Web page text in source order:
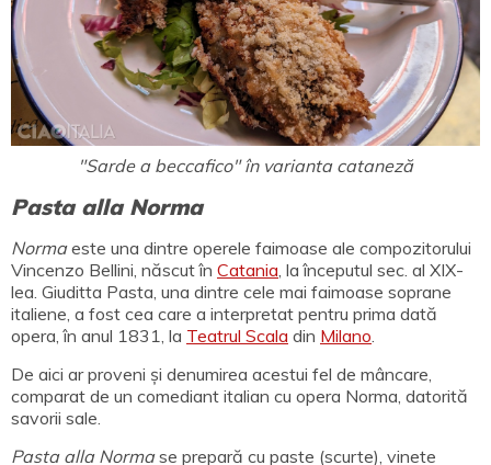
"Sarde a beccafico" în varianta cataneză
Pasta alla Norma
Normaeste una dintre operele faimoase ale compozitorului
Vincenzo Bellini, născut în Catania, la începutul sec. al XIX-
lea. Giuditta Pasta, una dintre cele mai faimoase soprane
italiene, a fost cea care a interpretat pentru prima dată
opera, în anul 1831, la Teatrul Scala din Milano.
De aici ar proveni și denumirea acestui fel de mâncare,
comparat de un comediant italian cu opera Norma, datorită
savorii sale.
Pasta alla Normase prepară cu paste (scurte), vinete